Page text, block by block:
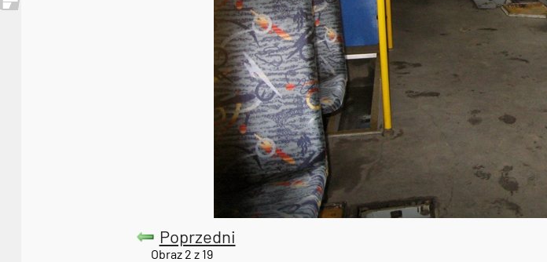
Poprzedni
Obraz 2 z 19